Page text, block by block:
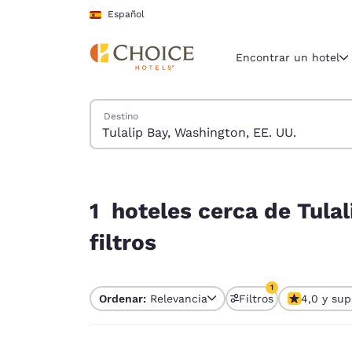
Saltar A Contenido Principal
Español
Región y
América
América
Encontrar un hotel
Buscar hoteles
Destino
1 hoteles cerca de
filtros
Ordenar: Relevancia Filtros
1
1 filtro
4,0 y